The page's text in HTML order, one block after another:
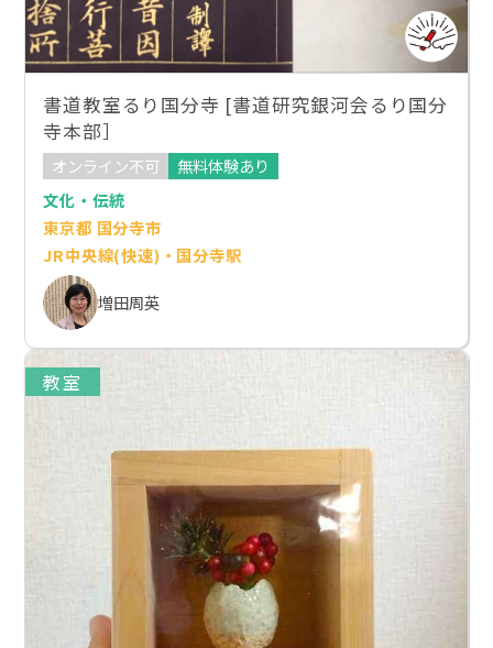
書道教室るり国分寺 [書道研究銀河会るり国分
寺本部］
オンライン不可
無料体験あり
文化・伝統
東京都 国分寺市
JR中央線(快速)・国分寺駅
増田周英
教室